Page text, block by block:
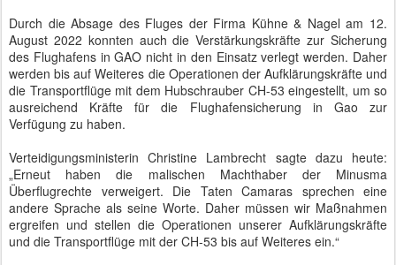
Durch die Absage des Fluges der Firma Kühne & Nagel am 12.
August 2022 konnten auch die Verstärkungskräfte zur Sicherung
des Flughafens in GAO nicht in den Einsatz verlegt werden. Daher
werden bis auf Weiteres die Operationen der Aufklärungskräfte und
die Transportflüge mit dem Hubschrauber CH-53 eingestellt, um so
ausreichend Kräfte für die Flughafensicherung in Gao zur
Verfügung zu haben.
Verteidigungsministerin Christine Lambrecht sagte dazu heute:
„Erneut haben die malischen Machthaber der Minusma
Überflugrechte verweigert. Die Taten Camaras sprechen eine
andere Sprache als seine Worte. Daher müssen wir Maßnahmen
ergreifen und stellen die Operationen unserer Aufklärungskräfte
und die Transportflüge mit der CH-53 bis auf Weiteres ein.“